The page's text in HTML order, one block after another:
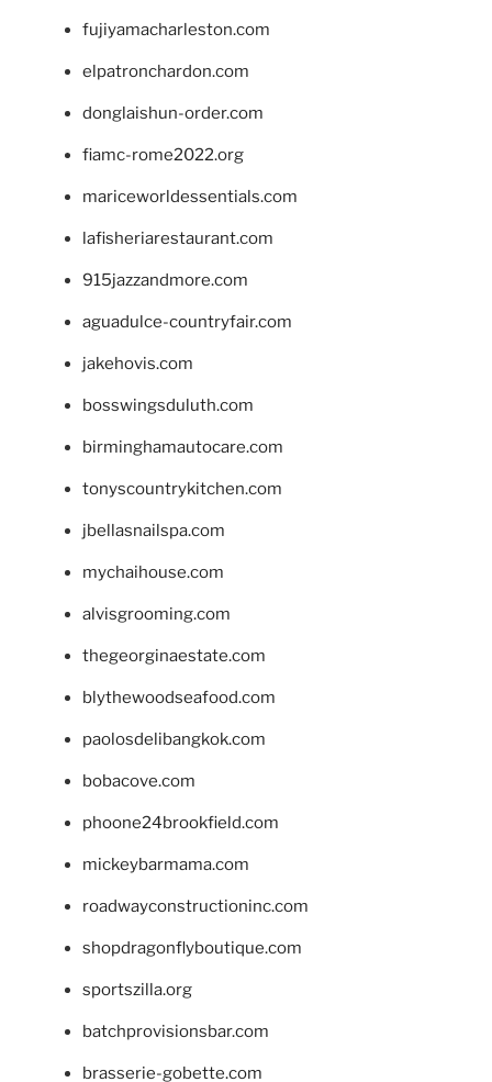
fujiyamacharleston.com
elpatronchardon.com
donglaishun-order.com
fiamc-rome2022.org
mariceworldessentials.com
lafisheriarestaurant.com
915jazzandmore.com
aguadulce-countryfair.com
jakehovis.com
bosswingsduluth.com
birminghamautocare.com
tonyscountrykitchen.com
jbellasnailspa.com
mychaihouse.com
alvisgrooming.com
thegeorginaestate.com
blythewoodseafood.com
paolosdelibangkok.com
bobacove.com
phoone24brookfield.com
mickeybarmama.com
roadwayconstructioninc.com
shopdragonflyboutique.com
sportszilla.org
batchprovisionsbar.com
brasserie-gobette.com